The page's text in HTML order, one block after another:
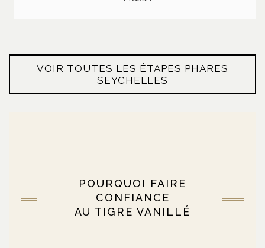
VOIR TOUTES LES ÉTAPES PHARES
SEYCHELLES
POURQUOI FAIRE
CONFIANCE
AU TIGRE VANILLÉ